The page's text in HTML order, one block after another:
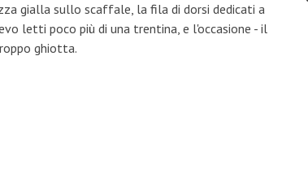
gialla sullo scaffale, la fila di dorsi dedicati a
letti poco più di una trentina, e l'occasione - il
ghiotta.
e la giovane morta”